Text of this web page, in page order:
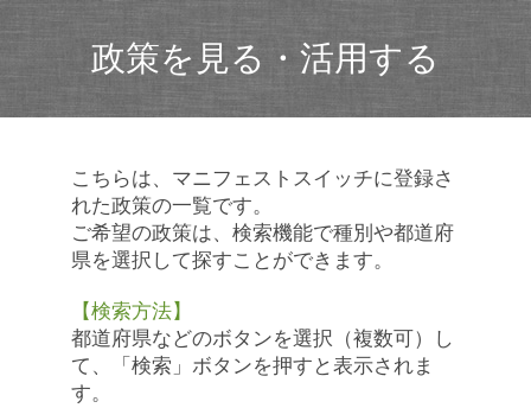
政策を見る・活用する
こちらは、マニフェストスイッチに登録さ
れた政策の一覧です。
ご希望の政策は、検索機能で種別や都道府
県を選択して探すことができます。
【検索方法】
都道府県などのボタンを選択（複数可）し
て、「検索」ボタンを押すと表示されま
す。